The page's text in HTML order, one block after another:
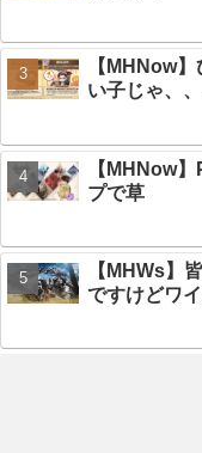
【MHNow
い子じゃ、、
【MHNow
プで草
【MHWs】
ですけどワ